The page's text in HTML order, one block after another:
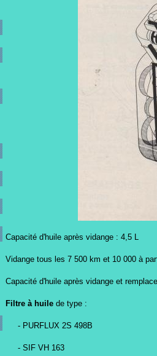
Capacité d'huile après vidange : 4,5 L
Vidange tous les 7 500 km et 10 000 à
Capacité d'huile après vidange et
Filtre à huile de type :
- PURFLUX 2S 498B
- SIF VH 163